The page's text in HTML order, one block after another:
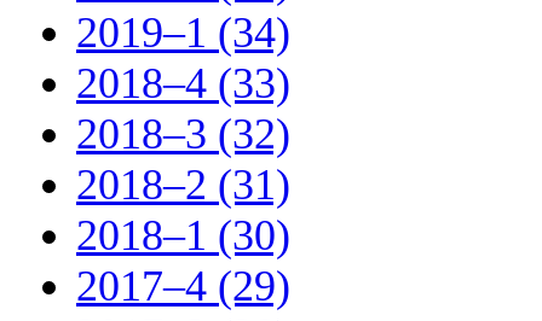
2019–1 (34)
2018–4 (33)
2018–3 (32)
2018–2 (31)
2018–1 (30)
2017–4 (29)